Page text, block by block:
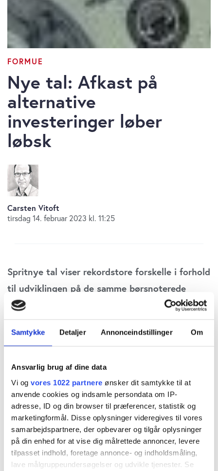
Samtykke Detaljer Annonceindstillinger Om
Ansvarlig brug af dine data
Vi og vores 1022 partnere ønsker dit samtykke til at
anvende cookies og indsamle persondata om IP-
adresse, ID og din browser til præferencer, statistik og
marketingformål. Disse oplysninger videregives til vores
samarbejdspartnere, der opbevarer og tilgår oplysninger
på din enhed for at vise dig målrettede annoncer, levere
tilpasset indhold, foretage annonce- og indholdsmåling,
lave målgruppeundersøgelser og udvikle tjenester. Se
FORMUE
Nye tal: Afkast på
alternative
investeringer løber
løbsk
Carsten Vitoft
tirsdag 14. februar 2023 kl. 11:25
Spritnye tal viser rekordstore forskelle i forhold
til udviklingen på de samme børsnoterede
aktiver. Det kan nemt betyde, at der aktuelt
på et forkert grundlag. PFA Pension erkender,
Det gælder om at skynde sig på pension, hvis
man er medlem af AP Pension eller
PensionDanmark. Så er der nemlig en rigtig god
chance for, at man kan få en fed luns af andres
surt optjente pensionskroner med sig på pension
til ekstra at forsøde alderdommen.